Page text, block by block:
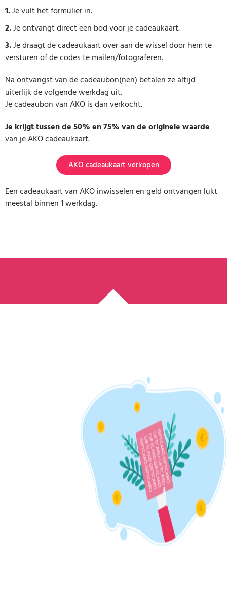
1.Je vult het formulier in.
2.Je ontvangt direct een bod voor je cadeaukaart.
3.Je draagt de cadeaukaart over aan de wissel door hem te
versturen of de codes te mailen/fotograferen.
Na ontvangst van de cadeaubon(nen) betalen ze altijd
uiterlijk de volgende werkdag uit.
Je cadeaubon van AKO is dan verkocht.
Je krijgt tussen de 50% en 75% van de originele waarde
van je AKO cadeaukaart.
AKO cadeaukaart verkopen
Een cadeaukaart van AKO inwisselen en geld ontvangen lukt
meestal binnen 1 werkdag.